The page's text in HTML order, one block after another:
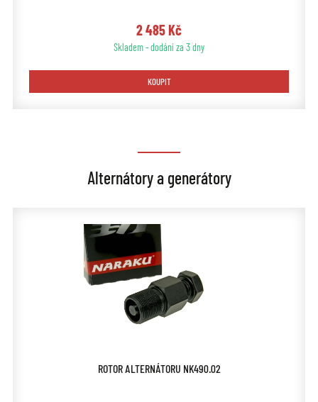
2 485 Kč
Skladem - dodání za 3 dny
KOUPIT
Alternátory a generátory
ROTOR ALTERNÁTORU NK490.02